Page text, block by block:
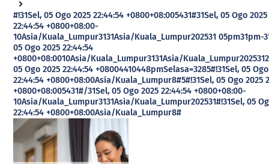
#!31Sel, 05 Ogo 2025 22:44:54 +0800+08:005431#31Sel, 05 Ogo 2025
22:44:54 +0800+08:00-
10Asia/Kuala_Lumpur3131Asia/Kuala_Lumpur202531 05pm31pm-
05 Ogo 2025 22:44:54
+0800+08:0010Asia/Kuala_Lumpur3131Asia/
05 Ogo 2025 22:44:54 +08004410448pmSelasa=3285#!31Sel, 05
22:44:54 +0800+08:00Asia/Kuala_Lumpur8#5#!31Sel, 05 Ogo 2025
+0800+08:005431#/31Sel, 05 Ogo 2025 22:44:54 +0800+08:00-
10Asia/Kuala_Lumpur3131Asia/Kuala_Lumpur202531#!31Sel, 05
22:44:54 +0800+08:00Asia/Kuala_Lumpur8#